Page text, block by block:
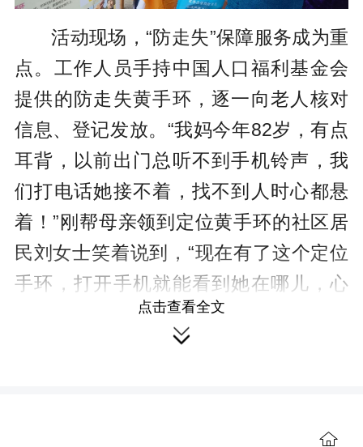
活动现场，“防走失”保障服务成为重
点。工作人员手持中国人口福利基金会
提供的防走失黄手环，逐一向老人核对
信息、登记发放。“我妈今年82岁，有点
耳背，以前出门总听不到手机铃声，我
们打电话她接不着，找不到人时心都悬
着！”刚帮母亲领到定位黄手环的社区居
民刘女士笑着说到，“现在有了这个定位
手环，打开手机就能看到她在哪儿，心
里踏实多了！”这一举措，不仅为阿尔茨
海默病老人及高龄群体筑牢出行安全防
点击查看全文
